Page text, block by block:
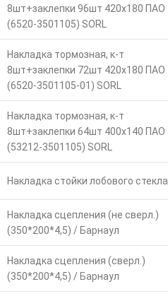
8шт+заклепки 96шт 420х180 ПАО
(6520-3501105) SORL
Накладка тормозная, к-т
8шт+заклепки 72шт 420х180 ПАО
(6520-3501105-01) SORL
Накладка тормозная, к-т
8шт+заклепки 64шт 400х140 ПАО
(53212-3501105) SORL
Накладка стойки лобового стекла
Накладка сцепления (не сверл.)
(350*200*4,5) / Барнаул
Накладка сцепления (сверл.)
(350*200*4,5) / Барнаул